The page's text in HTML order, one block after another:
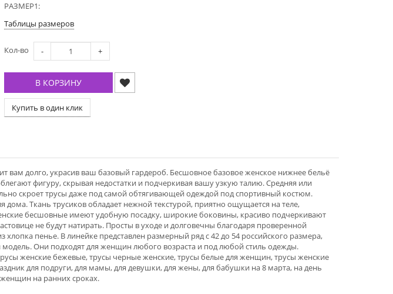
РАЗМЕР1:
Таблицы размеров
Кол-во - +
В КОРЗИНУ
Купить в один клик
долго, украсив ваш базовый гардероб. Бесшовное базовое женское нижнее бельё
фигуру, скрывая недостатки и подчеркивая вашу узкую талию. Средняя или
скроет трусы даже под самой обтягивающей одеждой под спортивный костюм.
Ткань трусиков обладает нежной текстурой, приятно ощущается на теле,
бесшовные имеют удобную посадку, широкие боковины, красиво подчеркивают
не будут натирать. Просты в уходе и долговечны благодаря проверенной
пенье. В линейке представлен размерный ряд с 42 до 54 российского размера,
Они подходят для женщин любого возраста и под любой стиль одежды.
женские бежевые, трусы черные женские, трусы белые для женщин, трусы женские
для подруги, для мамы, для девушки, для жены, для бабушки на 8 марта, на день
на ранних сроках.